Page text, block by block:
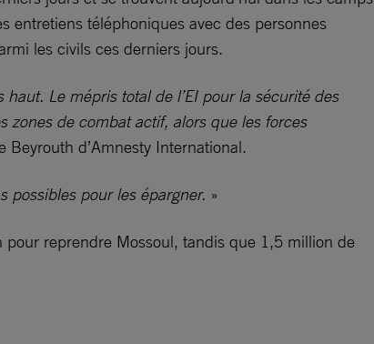
entretiens téléphoniques avec des personnes
les civils ces derniers jours.
Le mépris total de l’EI pour la sécurité des
zones de combat actif, alors que les forces
d’Amnesty International.
possibles pour les épargner. »
reprendre Mossoul, tandis que 1,5 million de